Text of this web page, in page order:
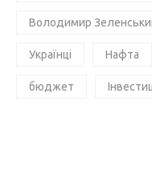
Володимир
Українці Нафта
бюджет